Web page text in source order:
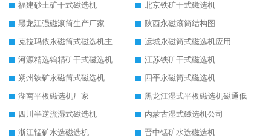
福建砂土矿干式磁选机
北京铁矿干式磁选机
黑龙江强磁滚筒生产厂家
陕西永磁滚筒结构图
克拉玛依永磁筒式磁选机主要技术参数
运城永磁筒式磁选机应用
河源精选钨精矿干式磁选机
江苏铁矿干式磁选机
朔州铁矿永磁筒式磁选机
四平永磁筒式磁选机
湖南平板磁选机厂家
黑龙江湿式平板磁选机磁通低
四川半逆流湿式磁选机
内蒙古湿式磁选机公司
浙江锰矿水选磁选机
晋中锰矿水选磁选机